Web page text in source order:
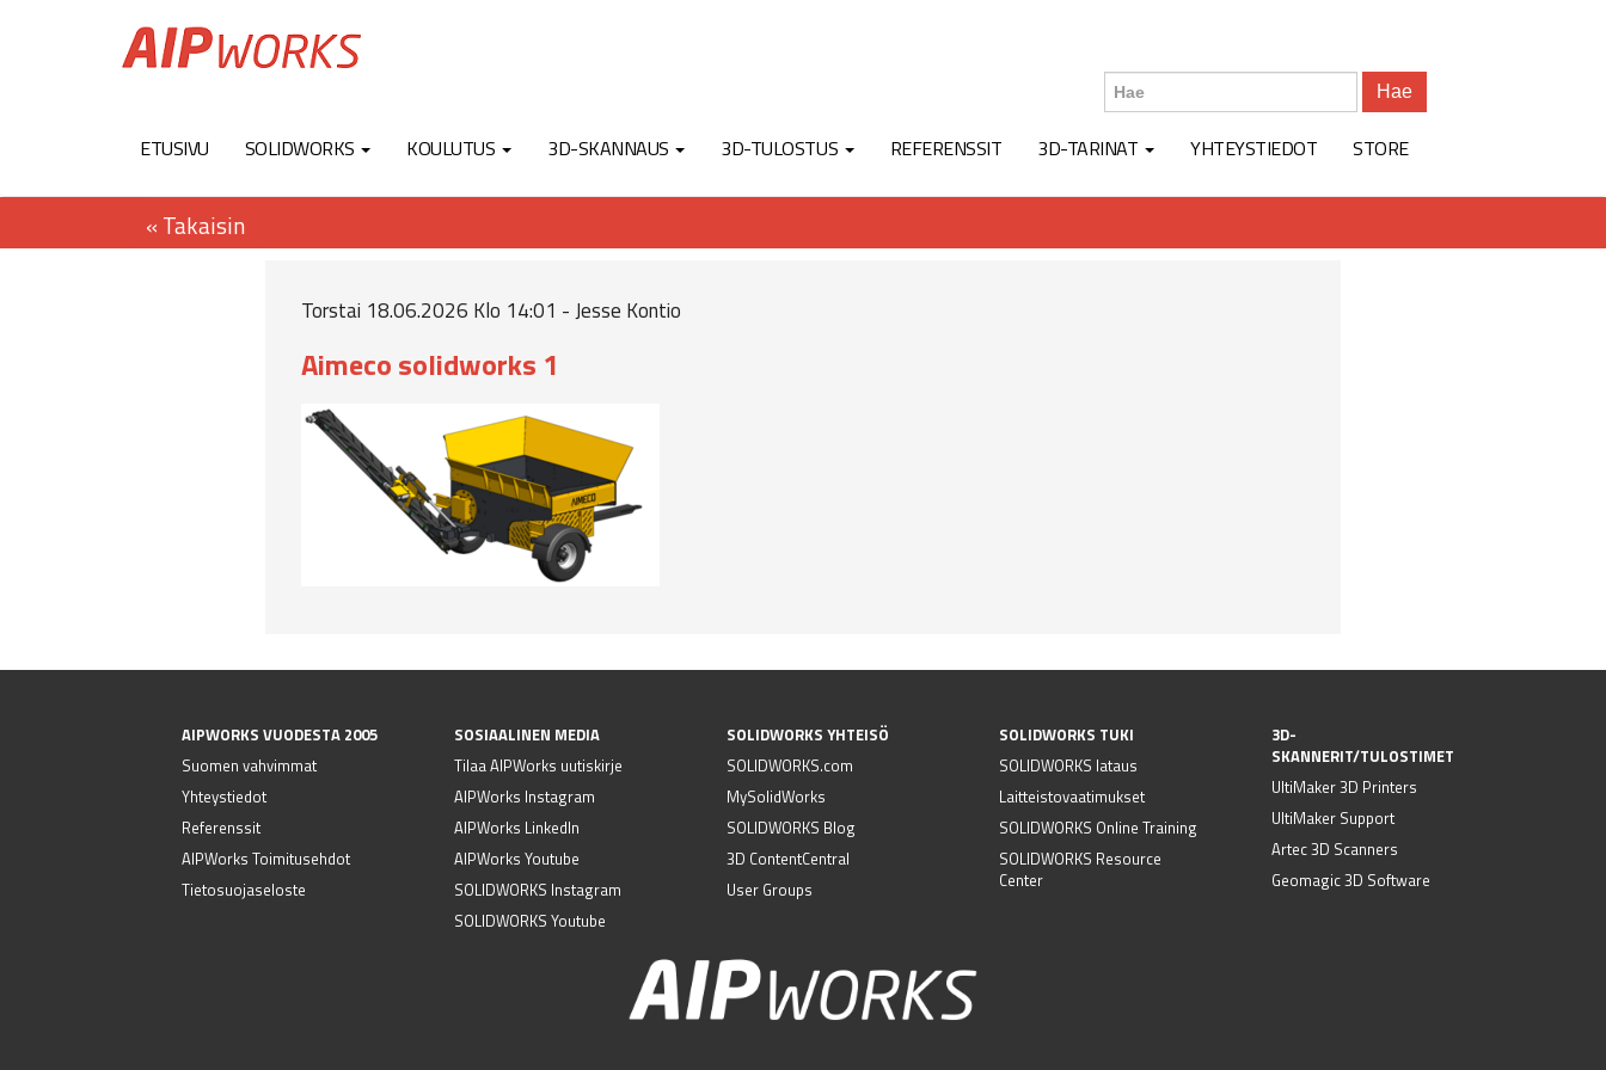
Hae
ETUSIVU SOLIDWORKS KOULUTUS 3D-SKANNAUS 3D-TULOSTUS REFERENSSIT 3D-TARINAT YHTEYSTIEDOT STORE
Torstai 18.06.2026 Klo 14:01 - Jesse Kontio
Aimeco solidworks 1
AIPWORKS VUODESTA 2005
Suomen vahvimmat
Yhteystiedot
Referenssit
AIPWorks Toimitusehdot
Tietosuojaseloste
SOSIAALINEN MEDIA
Tilaa AIPWorks uutiskirje
AIPWorks Instagram
AIPWorks LinkedIn
AIPWorks Youtube
SOLIDWORKS Instagram
SOLIDWORKS Youtube
SOLIDWORKS YHTEISÖ
SOLIDWORKS.com
MySolidWorks
SOLIDWORKS Blog
3D ContentCentral
User Groups
SOLIDWORKS TUKI
SOLIDWORKS lataus
Laitteistovaatimukset
SOLIDWORKS Online Training
SOLIDWORKS Resource
Center
3D-
SKANNERIT/TULOSTIMET
UltiMaker 3D Printers
UltiMaker Support
Artec 3D Scanners
Geomagic 3D Software